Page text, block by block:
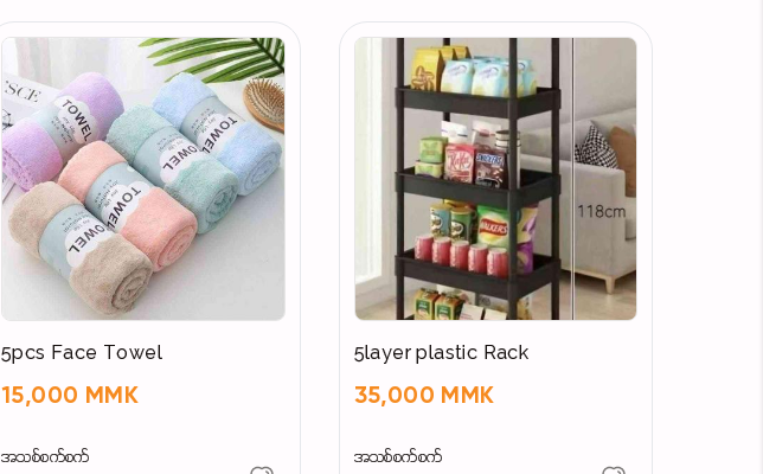
5pcs Face Towel
15,000 MMK
အသစ်စက်စက်
5layer plastic Rack
35,000 MMK
အသစ်စက်စက်